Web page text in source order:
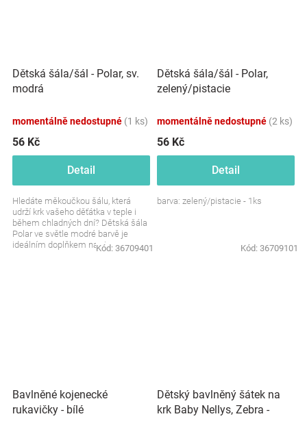
Dětská šála/šál - Polar, sv.
modrá
momentálně nedostupné (1 ks)
56 Kč
Detail
Hledáte měkoučkou šálu, která
udrží krk vašeho děťátka v teple i
během chladných dní? Dětská šála
Polar ve světle modré barvě je
ideálním doplňkem na zimu.
Kód: 36709401
Dětská šála/šál - Polar,
zelený/pistacie
momentálně nedostupné (2 ks)
56 Kč
Detail
barva: zelený/pistacie - 1ks
Kód: 36709101
Bavlněné kojenecké
rukavičky - bílé
Dětský bavlněný šátek na
krk Baby Nellys, Zebra -